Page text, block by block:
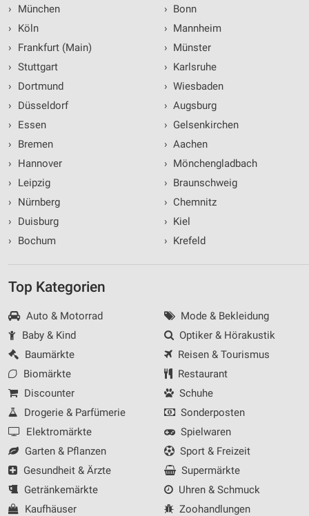
›
München
›
Köln
›
Frankfurt (Main)
› Stuttgart
›
Dortmund
›
Düsseldorf
›
Essen
›
Bremen
›
Hannover
›
Leipzig
›
Nürnberg
›
Duisburg
›
Bochum
› Bonn
› Mannheim
› Münster
› Karlsruhe
› Wiesbaden
› Augsburg
› Gelsenkirchen
› Aachen
› Mönchengladbach
› Braunschweig
› Chemnitz
› Kiel
› Krefeld
Top Kategorien
Auto & Motorrad
Baby & Kind
Baumärkte
Biomärkte
Discounter
Drogerie & Parfümerie
Elektromärkte
Garten & Pflanzen
Gesundheit & Ärzte
Getränkemärkte
Kaufhäuser
Mode & Bekleidung
Optiker & Hörakustik
Reisen & Tourismus
Restaurant
Schuhe
Sonderposten
Spielwaren
Sport & Freizeit
Supermärkte
Uhren & Schmuck
Zoohandlungen